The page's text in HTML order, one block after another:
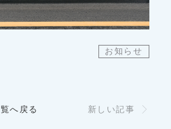
お知らせ
へ戻る 新しい記事